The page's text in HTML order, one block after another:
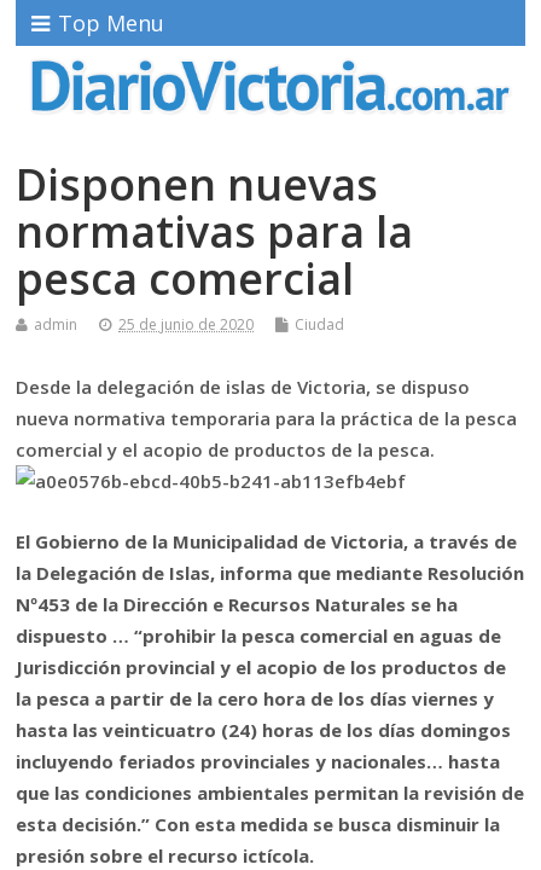
Top Menu
Disponen nuevas
normativas para la
pesca comercial
admin 25 de junio de 2020 Ciudad
Desde la delegación de islas de Victoria, se dispuso
nueva normativa temporaria para la práctica de la pesca
comercial y el acopio de productos de la pesca.
El Gobierno de la Municipalidad de Victoria, a través de
la Delegación de Islas, informa que mediante Resolución
Nº453 de la Dirección e Recursos Naturales se ha
dispuesto … “prohibir la pesca comercial en aguas de
Jurisdicción provincial y el acopio de los productos de
la pesca a partir de la cero hora de los días viernes y
hasta las veinticuatro (24) horas de los días domingos
incluyendo feriados provinciales y nacionales… hasta
que las condiciones ambientales permitan la revisión de
esta decisión.” Con esta medida se busca disminuir la
presión sobre el recurso ictícola.